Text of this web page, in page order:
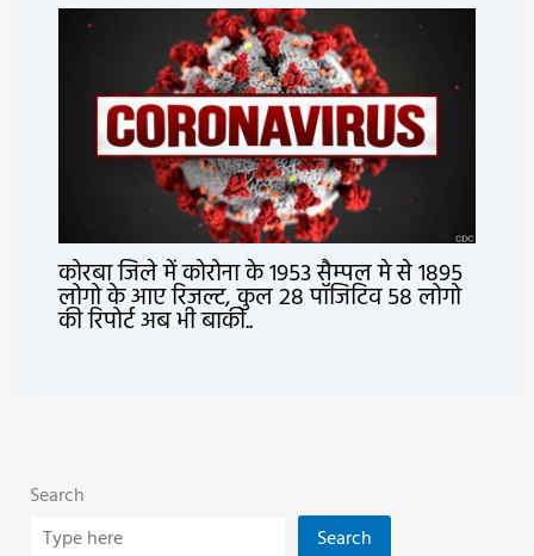
कोरबा जिले में कोरोना के 1953 सैम्पल मे से 1895
लोगो के आए रिजल्ट, कुल 28 पॉजिटिव 58 लोगो
की रिपोर्ट अब भी बाकी..
Search
Search